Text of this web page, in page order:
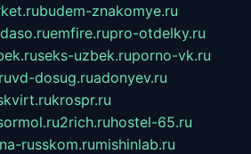
budem-znakomye.ru
emfire.rupro-otdelky.ru
seks-uzbek.ruporno-vk.ru
vd-dosug.ruadonyev.ru
krospr.ru
2rich.ruhostel-65.ru
russkom.rumishinlab.ru